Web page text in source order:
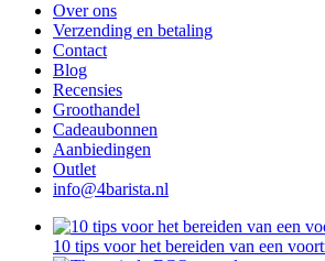
Over ons
Verzending en betaling
Contact
Blog
Recensies
Groothandel
Cadeaubonnen
Aanbiedingen
Outlet
info@4barista.nl
10 tips voor het bereiden van een